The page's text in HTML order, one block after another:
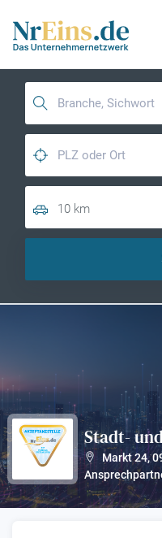
10 km
Stadt-
Markt 24,